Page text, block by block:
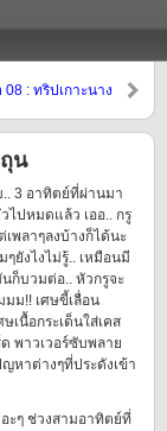
08 : ทริปเกาะนาง
น
3 อาทิตย์ที่ผ่านมา
ไปหมดแล้ว เออ.. กรู
พลาๆลงบ้างก็ได้นะ
ยังไงไม่รู้.. เหมือนมี
ก็บวมต่อ.. หัวกรูจะ
มม!! เศษขี้เลื่อน
เนื้อกระเด็นใส่เคส
พาวเวอร์ซับพลาย
หาต่างๆที่ประดังเข้า
ะๆ ช่วงสามอาทิตย์ที่